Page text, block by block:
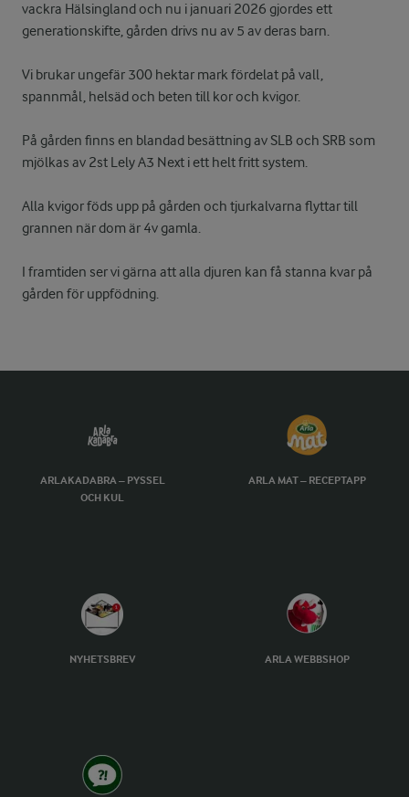
vackra Hälsingland och nu i januari 2026 gjordes ett
generationskifte, gården drivs nu av 5 av deras barn.
Vi brukar ungefär 300 hektar mark fördelat på vall,
spannmål, helsäd och beten till kor och kvigor.
På gården finns en blandad besättning av SLB och SRB som
mjölkas av 2st Lely A3 Next i ett helt fritt system.
Alla kvigor föds upp på gården och tjurkalvarna flyttar till
grannen när dom är 4v gamla.
I framtiden ser vi gärna att alla djuren kan få stanna kvar på
gården för uppfödning.
ARLAKADABRA – PYSSEL
OCH KUL
ARLA MAT – RECEPTAPP
NYHETSBREV ARLA WEBBSHOP